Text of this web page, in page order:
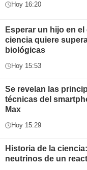
Hoy 16:20
Esperar un hijo en
ciencia quiere
biológicas
Hoy 15:53
Se revelan las
técnicas del
Max
Hoy 15:29
Historia de la
neutrinos de un